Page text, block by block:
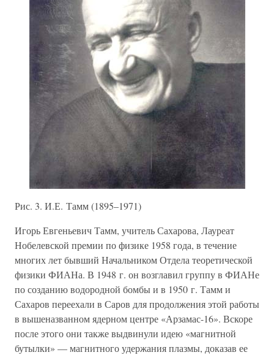
Рис. 3. И.Е. Тамм (1895–1971)
Игорь Евгеньевич Тамм, учитель Сахарова, Лауреат
Нобелевской премии по физике 1958 года, в течение
многих лет бывший Начальником Отдела теоретической
физики ФИАНа. В 1948 г. он возглавил группу в ФИАНе
по созданию водородной бомбы и в 1950 г. Тамм и
Сахаров переехали в Саров для продолжения этой работы
в вышеназванном ядерном центре «Арзамас-16». Вскоре
после этого они также выдвинули идею «магнитной
бутылки» — магнитного удержания плазмы, доказав ее